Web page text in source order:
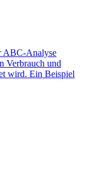
ABC-Analyse
Verbrauch und
wird. Ein Beispiel